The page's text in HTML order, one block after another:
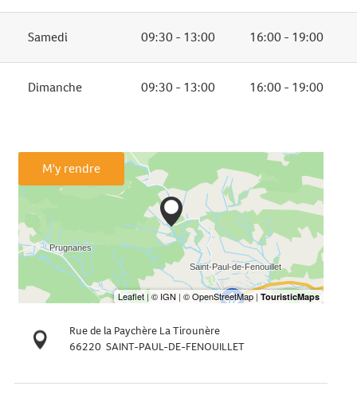
Samedi 09:30 - 13:00 16:00 - 19:00
Dimanche 09:30 - 13:00 16:00 - 19:00
M'y rendre
Rue de la Paychère La Tirounère
66220 SAINT-PAUL-DE-FENOUILLET